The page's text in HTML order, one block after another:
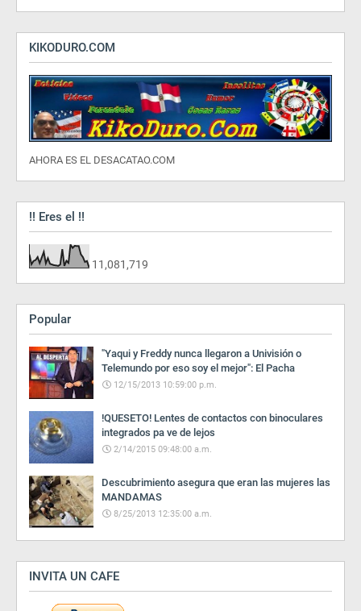
KIKODURO.COM
AHORA ES EL DESACATAO.COM
!! Eres el !!
11,081,719
Popular
"Yaqui y Freddy nunca llegaron a Univisión o
Telemundo por eso soy el mejor": El Pacha
12/15/2013 10:59:00 p.m.
!QUESETO! Lentes de contactos con binoculares
integrados pa ve de lejos
2/14/2015 09:48:00 a.m.
Descubrimiento asegura que eran las mujeres las
MANDAMAS
8/25/2013 12:35:00 a.m.
INVITA UN CAFE